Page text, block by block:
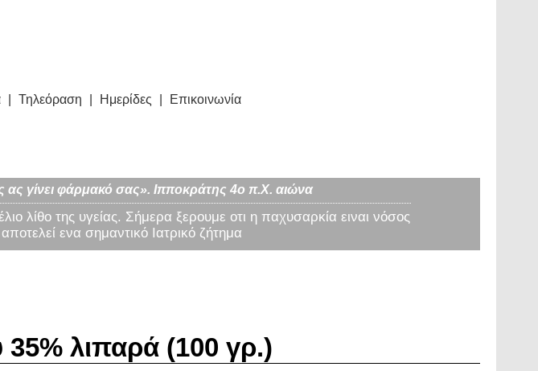
Τηλεόραση Ημερίδες Επικοινωνία
γίνει φάρμακό σας». Ιπποκράτης 4ο π.Χ. αιώνα
λίθο της υγείας. Σήμερα ξερουμε οτι η παχυσαρκία ειναι νόσος
ενα σημαντικό Ιατρικό ζήτημα
λιπαρά (100 γρ.)